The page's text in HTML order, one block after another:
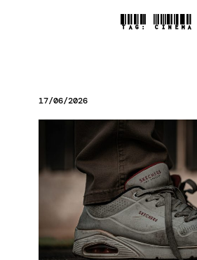
TAG:CINEMA
17/06/2026